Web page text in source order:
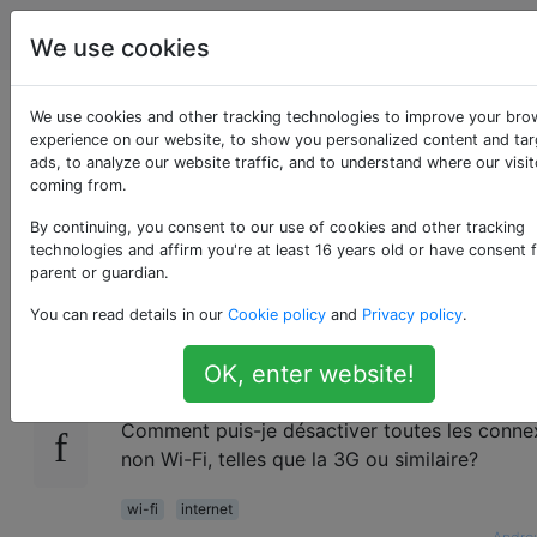
Android
Désactivez toutes les
connexions Internet
non Wi-Fi
9
Je souhaite que mon téléphone (exécutant
2.3.5) se connecte uniquement à Internet via
Comment puis-je désactiver toutes les
non Wi-Fi, telles que la 3G ou similaire?
wi-fi
internet
We use cookies
We use cookies and other tracking technologies to improve your
experience on our website, to show you personalized content and
ads, to analyze our website traffic, and to understand where our
coming from.
By continuing, you consent to our use of cookies and other tracking
technologies and affirm you're at least 16 years old or have consent
parent or guardian.
You can read details in our Cookie policy and Privacy policy.
OK, enter website!